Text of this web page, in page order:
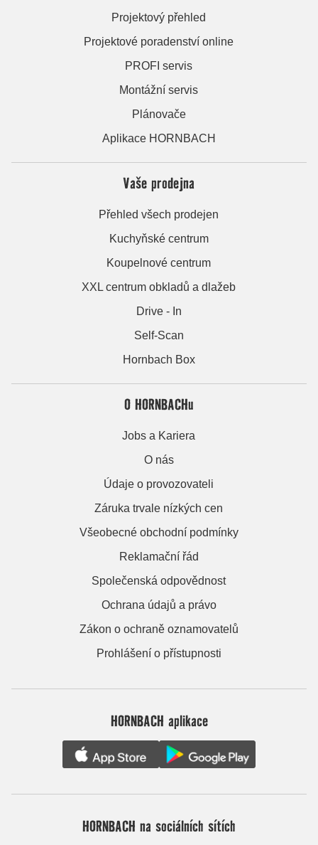
Projektový přehled
Projektové poradenství online
PROFI servis
Montážní servis
Plánovače
Aplikace HORNBACH
Vaše prodejna
Přehled všech prodejen
Kuchyňské centrum
Koupelnové centrum
XXL centrum obkladů a dlažeb
Drive - In
Self-Scan
Hornbach Box
O HORNBACHu
Jobs a Kariera
O nás
Údaje o provozovateli
Záruka trvale nízkých cen
Všeobecné obchodní podmínky
Reklamační řád
Společenská odpovědnost
Ochrana údajů a právo
Zákon o ochraně oznamovatelů
Prohlášení o přístupnosti
HORNBACH aplikace
HORNBACH na sociálních sítích